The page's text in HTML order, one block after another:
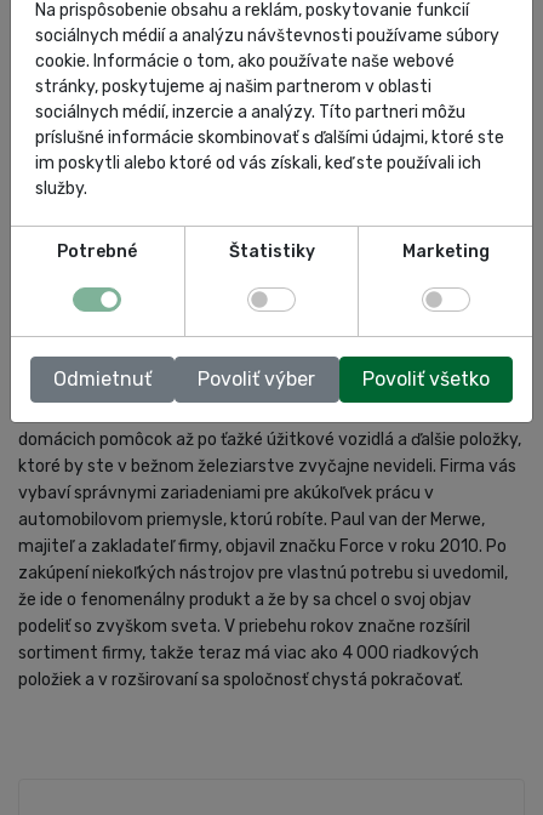
ŠPECIFIKÁCIA
HODNOTENIA
Force Professional Tools
Force Professional Tools sa špecializuje na širokú škálu rôznych
nástrojov, ktoré využijete vo svojej dielni, v pneuservise alebo
domácich pomôcok až po ťažké úžitkové vozidlá a ďalšie položky,
ktoré by ste v bežnom železiarstve zvyčajne nevideli. Firma vás
vybaví správnymi zariadeniami pre akúkoľvek prácu v
automobilovom priemysle, ktorú robíte. Paul van der Merwe,
majiteľ a zakladateľ firmy, objavil značku Force v roku 2010. Po
zakúpení niekoľkých nástrojov pre vlastnú potrebu si uvedomil,
že ide o fenomenálny produkt a že by sa chcel o svoj objav
podeliť so zvyškom sveta. V priebehu rokov značne rozšíril
sortiment firmy, takže teraz má viac ako 4 000 riadkových
položiek a v rozširovaní sa spoločnosť chystá pokračovať.
Na prispôsobenie obsahu a reklám, poskytovanie funkcií
sociálnych médií a analýzu návštevnosti používame súbory
cookie. Informácie o tom, ako používate naše webové
stránky, poskytujeme aj našim partnerom v oblasti
sociálnych médií, inzercie a analýzy. Títo partneri môžu
príslušné informácie skombinovať s ďalšími údajmi, ktoré ste
im poskytli alebo ktoré od vás získali, keď ste používali ich
služby.
Potrebné Štatistiky Marketing
Odmietnuť Povoliť výber Povoliť všetko